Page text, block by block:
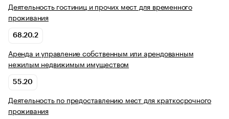
Деятельность гостиниц и прочих мест для временного
проживания
68.20.2
Аренда и управление собственным или арендованным
нежилым недвижимым имуществом
55.20
Деятельность по предоставлению мест для краткосрочного
проживания